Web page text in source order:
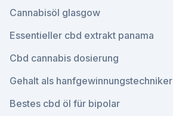
Cannabisöl glasgow
Essentieller cbd extrakt panama
Cbd cannabis dosierung
Gehalt als hanfgewinnungstechniker
Bestes cbd öl für bipolar